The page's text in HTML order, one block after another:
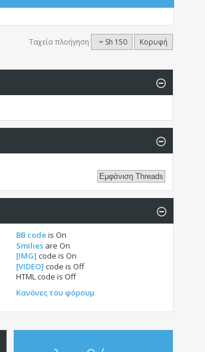
Ταχεία πλοήγηση Sh 150 Κορυφή
BB code is On
Smiliesare On
[IMG] code is On
[VIDEO] code is Off
HTML code is Off
Κανόνες του φόρουμ